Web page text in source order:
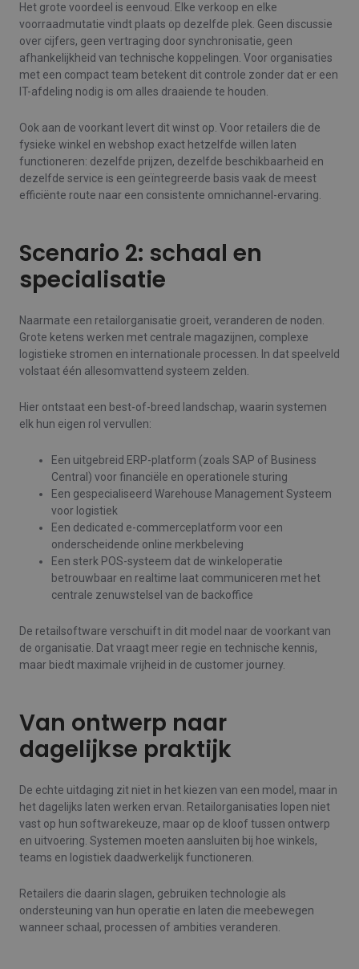
Het grote voordeel is eenvoud. Elke verkoop en elke
voorraadmutatie vindt plaats op dezelfde plek. Geen discussie
over cijfers, geen vertraging door synchronisatie, geen
afhankelijkheid van technische koppelingen. Voor organisaties
met een compact team betekent dit controle zonder dat er een
IT-afdeling nodig is om alles draaiende te houden.
Ook aan de voorkant levert dit winst op. Voor retailers die de
fysieke winkel en webshop exact hetzelfde willen laten
functioneren: dezelfde prijzen, dezelfde beschikbaarheid en
dezelfde service is een geïntegreerde basis vaak de meest
efficiënte route naar een consistente omnichannel-ervaring.
Scenario 2: schaal en
specialisatie
Naarmate een retailorganisatie groeit, veranderen de noden.
Grote ketens werken met centrale magazijnen, complexe
logistieke stromen en internationale processen. In dat speelveld
volstaat één allesomvattend systeem zelden.
Hier ontstaat een best-of-breed landschap, waarin systemen
elk hun eigen rol vervullen:
Een uitgebreid ERP-platform (zoals SAP of Business
Central) voor financiële en operationele sturing
Een gespecialiseerd Warehouse Management Systeem
voor logistiek
Een dedicated e-commerceplatform voor een
onderscheidende online merkbeleving
Een sterk POS-systeem dat de winkeloperatie
betrouwbaar en realtime laat communiceren met het
centrale zenuwstelsel van de backoffice
De retailsoftware verschuift in dit model naar de voorkant van
de organisatie. Dat vraagt meer regie en technische kennis,
maar biedt maximale vrijheid in de customer journey.
Van ontwerp naar
dagelijkse praktijk
De echte uitdaging zit niet in het kiezen van een model, maar in
het dagelijks laten werken ervan. Retailorganisaties lopen niet
vast op hun softwarekeuze, maar op de kloof tussen ontwerp
en uitvoering. Systemen moeten aansluiten bij hoe winkels,
teams en logistiek daadwerkelijk functioneren.
Retailers die daarin slagen, gebruiken technologie als
ondersteuning van hun operatie en laten die meebewegen
wanneer schaal, processen of ambities veranderen.